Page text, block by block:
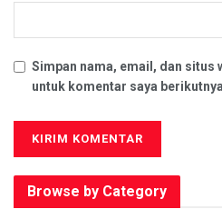
Simpan nama, email, dan situs
untuk komentar saya
Browse by Category